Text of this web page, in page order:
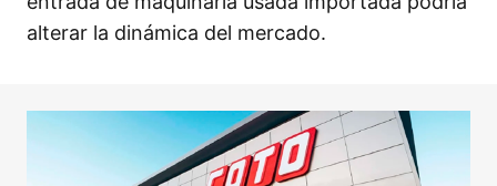
alterar la dinámica del mercado.